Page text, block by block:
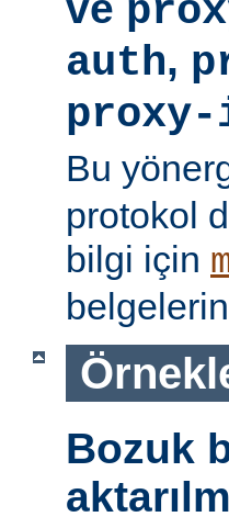
auth,
Bu
protokol
bilgi için
Bozuk